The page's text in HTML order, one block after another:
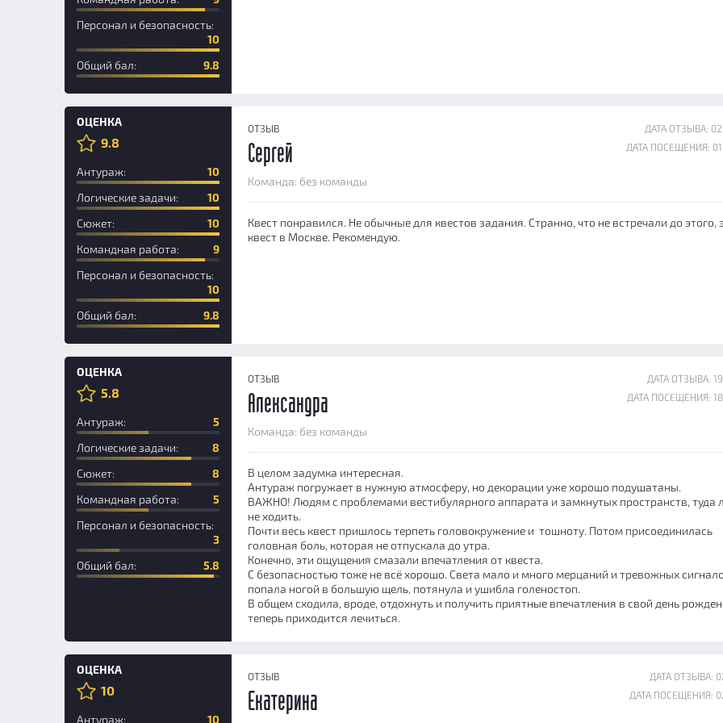
Персонал и безопасность:
10
Общий бал:
9.8
ОЦЕНКА
9.8
Антураж:
10
Логические задачи:
10
Сюжет:
10
Командная работа:
9
Персонал и безопасность:
10
Общий бал:
9.8
ОТЗЫВ
ДАТА ОТЗЫВА:
ДАТА ПОСЕЩЕНИЯ:
Сергей
Команда: без команды
Квест понравился. Не обычные для квестов задания. Странно, что не встречали до этого,
квест в Москве. Рекомендую.
ОЦЕНКА
5.8
Антураж:
5
Логические задачи:
8
Сюжет:
8
Командная работа:
5
Персонал и безопасность:
3
Общий бал:
5.8
ОТЗЫВ
ДАТА ОТЗЫВА:
ДАТА ПОСЕЩЕНИЯ:
Александра
Команда: без команды
В целом задумка интересная.
Антураж погружает в нужную атмосферу, но декорации уже хорошо подушатаны.
ВАЖНО! Людям с проблемами вестибулярного аппарата и замкнутых пространств, туда
не ходить.
Почти весь квест пришлось терпеть головокружение и тошноту. Потом присоединилась
головная боль, которая не отпускала до утра.
Конечно, эти ощущения смазали впечатления от квеста.
С безопасностью тоже не всё хорошо. Света мало и много мерцаний и тревожных
попала ногой в большую щель, потянула и ушибла голеностоп.
В общем сходила, вроде, отдохнуть и получить приятные впечатления в свой день
теперь приходится лечиться.
ОЦЕНКА
10
Антураж: 10
ОТЗЫВ
ДАТА ОТЗЫВА:
ДАТА ПОСЕЩЕНИЯ:
Екатерина